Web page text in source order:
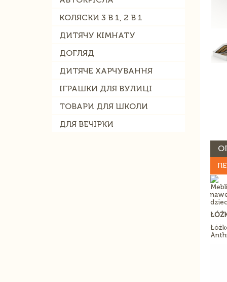
КОЛЯСКИ 3 В 1, 2 В 1
ДИТЯЧУ КІМНАТУ
ДОГЛЯД
ДИТЯЧЕ ХАРЧУВАННЯ
ІГРАШКИ ДЛЯ ВУЛИЦІ
ТОВАРИ ДЛЯ ШКОЛИ
ДЛЯ ВЕЧІРКИ